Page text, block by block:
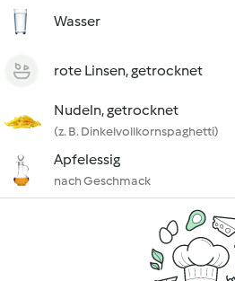
Wasser
rote Linsen, getrocknet
Nudeln, getrocknet
(z. B. Dinkelvollkornspaghetti)
Apfelessig
nach Geschmack